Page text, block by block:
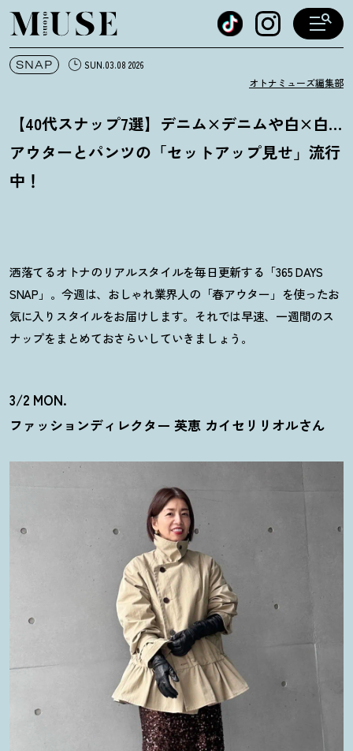
オトナミューズ ウェブ
SNAP SUN.03.08 2026
オトナミューズ編集部
【40代スナップ7選】デニム×デニムや白×白…
アウターとパンツの「セットアップ見せ」流行
中 ！
洒落てるオトナのリアルスタイルを毎日更新する「365 DAYS
SNAP」。今週は、おしゃれ業界人の「春アウター」を使ったお
気に入りスタイルをお届けします。それでは早速、一週間のス
ナップをまとめておさらいしていきましょう。
3/2 MON.
ファッションディレクター 英恵 カイセリリオルさん